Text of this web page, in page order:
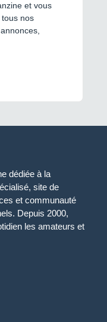
et vous
nos
dédiée à la
site de
et communauté
Depuis 2000,
les amateurs et